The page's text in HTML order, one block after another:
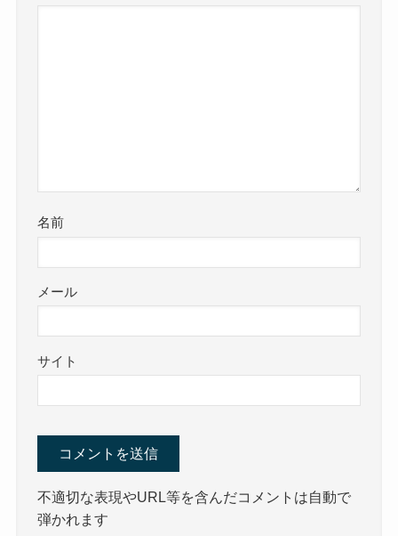
名前
メール
サイト
不適切な表現やURL等を含んだコメントは自動で
弾かれます